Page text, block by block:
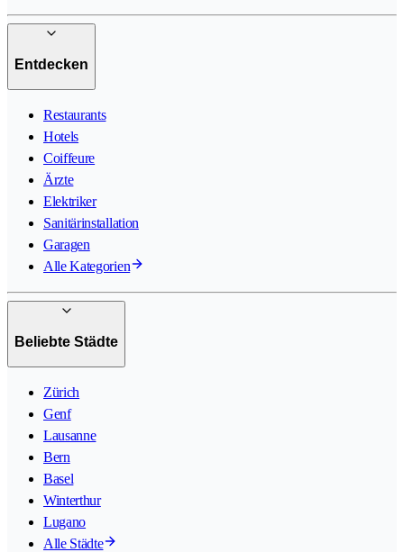
Entdecken
Restaurants
Hotels
Coiffeure
Ärzte
Elektriker
Sanitärinstallation
Garagen
Alle Kategorien
Beliebte Städte
Zürich
Genf
Lausanne
Bern
Basel
Winterthur
Lugano
Alle Städte